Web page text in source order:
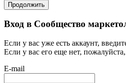
Продолжить
Вход в Сообщество
Если у вас уже есть аккаунт,
Если у вас его еще нет, пожалуйста,
E-mail